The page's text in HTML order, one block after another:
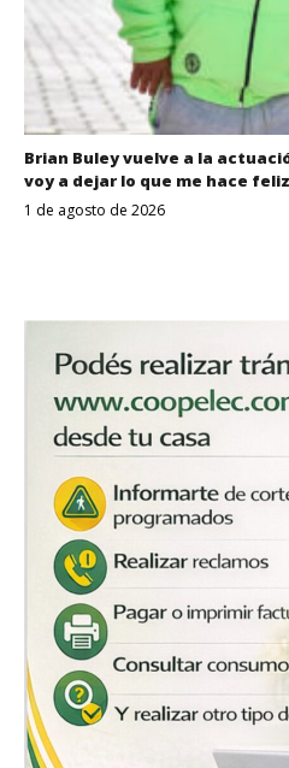
Brian Buley vuelve a la
voy a dejar lo que me hace
1 de agosto de 2026